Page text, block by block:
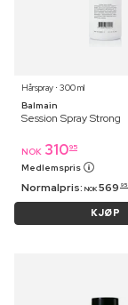
Hårspray ⋅ 300 ml
Balmain
Session Spray Strong
NOK 31095
Medlemspris
Normalpris: NOK 569 95
KJØP